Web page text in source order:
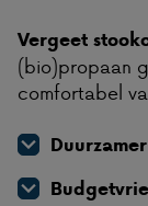
Vergeet
(bio)propaan
comfortabel
Duurzamer